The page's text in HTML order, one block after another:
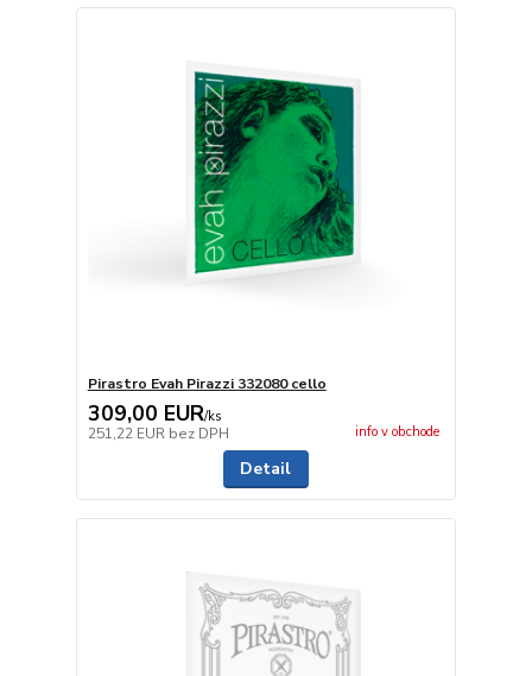
Pirastro Evah Pirazzi 332080 cello
309,00 EUR/ks
251,22 EUR bez DPH info v obchode
Detail